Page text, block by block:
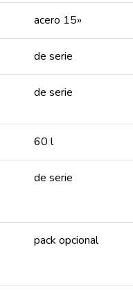
acero 15»
de serie
de serie
60 l
de serie
pack opcional